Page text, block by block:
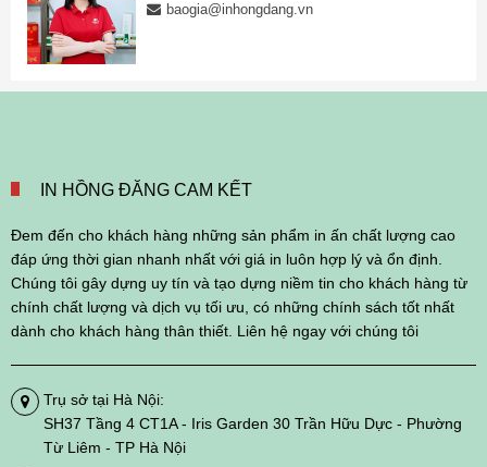
baogia@inhongdang.vn
IN HỒNG ĐĂNG CAM KẾT
Đem đến cho khách hàng những sản phẩm in ấn chất lượng cao
đáp ứng thời gian nhanh nhất với giá in luôn hợp lý và ổn định.
Chúng tôi gây dựng uy tín và tạo dựng niềm tin cho khách hàng từ
chính chất lượng và dịch vụ tối ưu, có những chính sách tốt nhất
dành cho khách hàng thân thiết. Liên hệ ngay với chúng tôi
Trụ sở tại Hà Nội:
SH37 Tầng 4 CT1A - Iris Garden 30 Trần Hữu Dực - Phường
Từ Liêm - TP Hà Nội